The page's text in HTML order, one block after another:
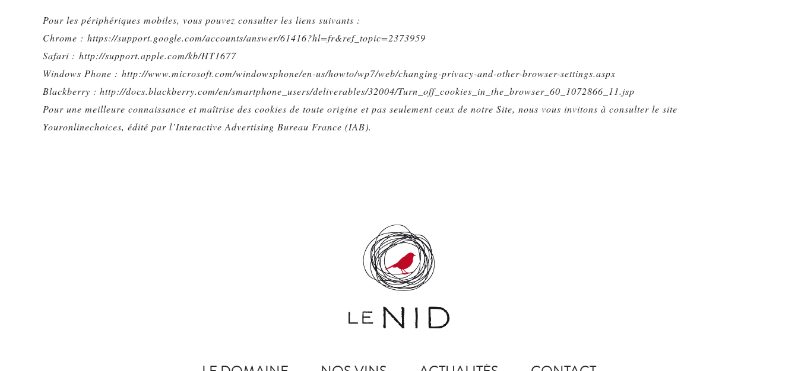
Pour les périphériques mobiles, vous pouvez consulter les liens suivants :
Chrome : https://support.google.com/accounts/answer/61416?hl=fr&ref_topic=2373959
Safari : http://support.apple.com/kb/HT1677
Windows Phone : http://www.microsoft.com/windowsphone/en-us/howto/wp7/web/changing-privacy-and-other-browser-settings.aspx
Blackberry : http://docs.blackberry.com/en/smartphone_users/deliverables/32004/Turn_off_cookies_in_the_browser_60_1072866_11.jsp
Pour une meilleure connaissance et maîtrise des cookies de toute origine et pas seulement ceux de notre Site, nous vous invitons à consulter le site
Youronlinechoices, édité par l’Interactive Advertising Bureau France (IAB).